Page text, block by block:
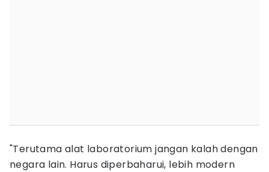
"Terutama alat laboratorium jangan kalah dengan
negara lain. Harus diperbaharui, lebih modern